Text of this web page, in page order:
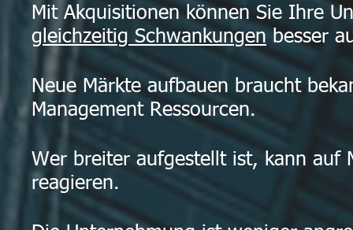
Mit Akquisitionen können Sie Ihre
gleichzeitig Schwankungen besser
Neue Märkte aufbauen braucht
Management Ressourcen.
Wer breiter aufgestellt ist, kann auf
reagieren.